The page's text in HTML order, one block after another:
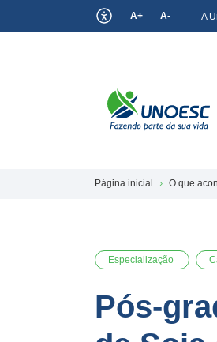
A+ A- A
Página inicial O que
Especialização
Pós-